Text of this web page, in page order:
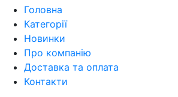
Головна
Категорії
Новинки
Про компанію
Доставка та оплата
Контакти